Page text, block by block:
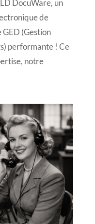
DocuWare, un
de
(Gestion
performante ! Ce
notre